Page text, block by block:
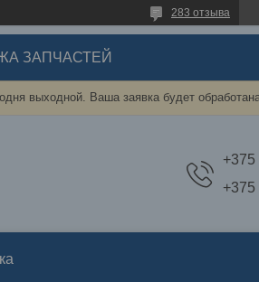
283 отзыва
ЗАПЧАСТЕЙ
выходной. Ваша заявка будет
+375
+375